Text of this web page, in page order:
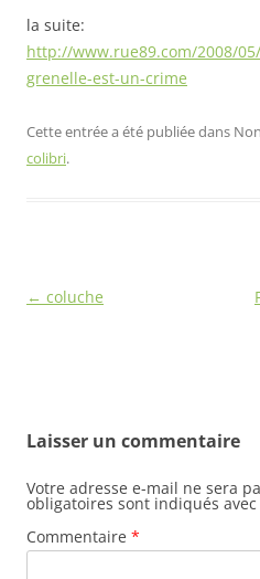
la suite:
http://www.rue89.com/2008/
grenelle-est-un-crime
Cette entrée a été publiée dans
colibri.
Navigation
← coluche
Laisser un commentaire
Votre adresse e-mail ne sera
obligatoires sont indiqués avec
Commentaire *